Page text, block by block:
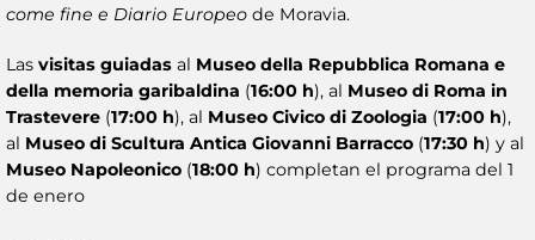
come fine e Diario Europeo de Moravia.
Las visitas guiadas al Museo della Repubblica Romana e
della memoria garibaldina (16:00 h), al Museo di Roma in
Trastevere (17:00 h), al Museo Civico di Zoologia (17:00 h),
al Museo di Scultura Antica Giovanni Barracco (17:30 h) y al
Museo Napoleonico (18:00 h) completan el programa del 1
de enero